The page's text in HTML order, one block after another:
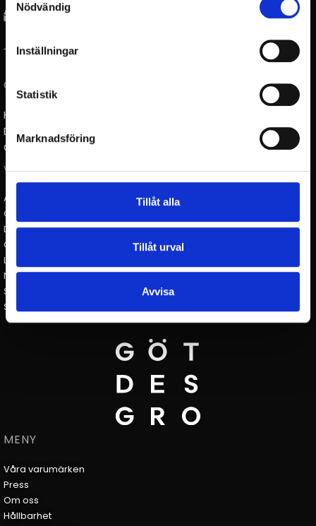
Nödvändig
Inställningar
Statistik
Marknadsföring
Tillåt alla
Tillåt urval
Avvisa
GÖTESSONS DESIGN GMBH
Heinrich-Hertz-Straße 3,
DE-63303 Dreieich
Germany
VÅRA VARUMÄRKEN
Akustikmiljö AB |
akustikmiljo.se
Club of Sport |
David Design |loopshop.se
Götessons Industri AB |
gotessons.com
Loopshop |
Norco Interior |norcointerior.com
Scan Sørlie |
Sias Contact |
MENY
Våra varumärken
Press
Om oss
Hållbarhet